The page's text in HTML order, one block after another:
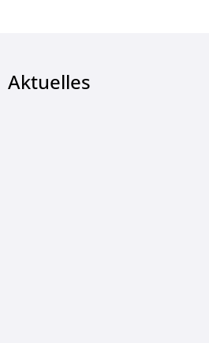
Aktuelles